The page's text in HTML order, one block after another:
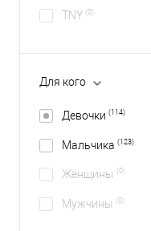
TNY (0)
Для кого
Девочки (114)
Мальчика (123)
Женщины (0)
Мужчины (0)